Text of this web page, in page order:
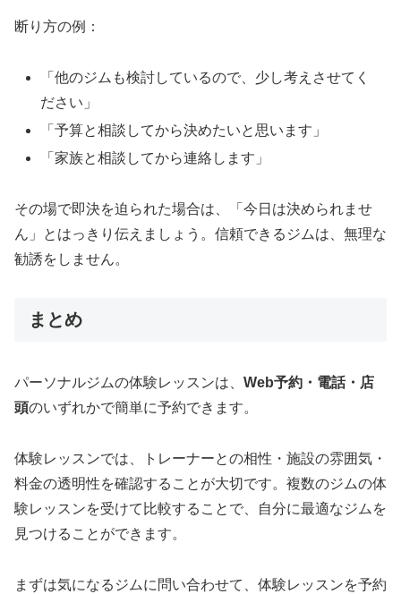
断り方の例：
「他のジムも検討しているので、少し考えさせてく
ださい」
「予算と相談してから決めたいと思います」
「家族と相談してから連絡します」
その場で即決を迫られた場合は、「今日は決められませ
ん」とはっきり伝えましょう。信頼できるジムは、無理な
勧誘をしません。
まとめ
パーソナルジムの体験レッスンは、 Web予約・電話・店
頭のいずれかで簡単に予約できます。
体験レッスンでは、トレーナーとの相性・施設の雰囲気・
料金の透明性を確認することが大切です。複数のジムの体
験レッスンを受けて比較することで、自分に最適なジムを
見つけることができます。
まずは気になるジムに問い合わせて、体験レッスンを予約